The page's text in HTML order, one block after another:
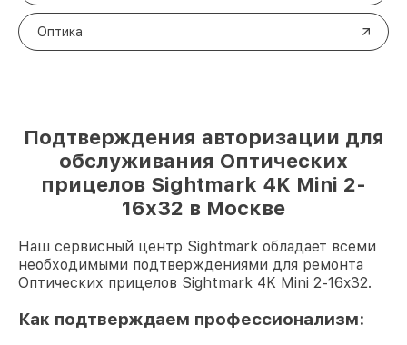
Оптика
Подтверждения авторизации для
обслуживания Оптических
прицелов Sightmark 4K Mini 2-
16x32 в Москве
Наш сервисный центр Sightmark обладает всеми
необходимыми подтверждениями для ремонта
Оптических прицелов Sightmark 4K Mini 2-16x32.
Как подтверждаем профессионализм: